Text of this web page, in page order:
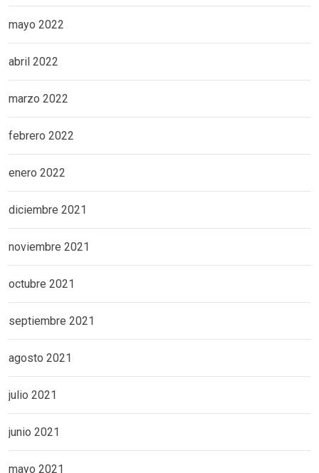
mayo 2022
abril 2022
marzo 2022
febrero 2022
enero 2022
diciembre 2021
noviembre 2021
octubre 2021
septiembre 2021
agosto 2021
julio 2021
junio 2021
mayo 2021